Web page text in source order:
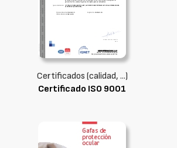
Certificados (calidad, ...)
Certificado ISO 9001